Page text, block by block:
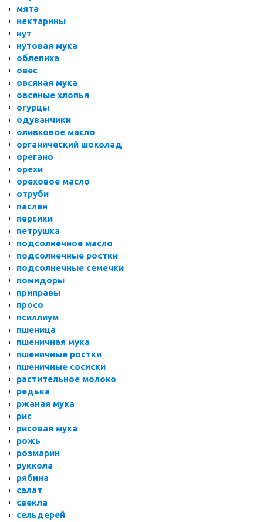
мята
нектарины
нут
нутовая мука
облепиха
овес
овсяная мука
овсяные хлопья
огурцы
одуванчики
оливковое масло
органический шоколад
орегано
орехи
ореховое масло
отруби
паслен
персики
петрушка
подсолнечное масло
подсолнечные ростки
подсолнечные семечки
помидоры
приправы
просо
псиллиум
пшеница
пшеничная мука
пшеничные ростки
пшеничные сосиски
растительное молоко
редька
ржаная мука
рис
рисовая мука
рожь
розмарин
руккола
рябина
салат
свекла
сельдерей